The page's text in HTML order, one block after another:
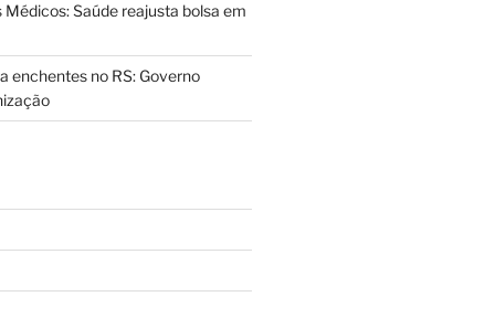
Saúde reajusta bolsa em
enchentes no RS: Governo